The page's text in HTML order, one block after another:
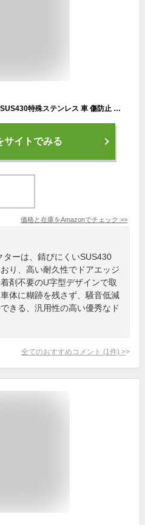
AiQInu ドアエッジプロテクター SUS430特殊ステンレス 車 傷防止 衝突防止 車用ドアモール 騒音低減 風切り音低減 ドアプロテクター U字 接着剤なし 脱着簡単 フェンダーモール すべての車種に適用(ブラック・5M)
サイトでみる
価格と在庫をAmazonでチェック >>
ーは、錆びにくいSUS430
り、高い耐久性でドアエッジ
剤不要のU字型デザインで取
体に糊跡を残さず、騒音低減
きる、汎用性の高い優秀なド
全てのおすすめコメント (1 件) >